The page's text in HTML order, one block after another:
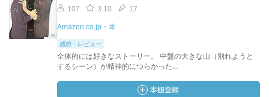
107 3.10 17
Amazon.co.jp・本
感想・レビュー
全体的には好きなストーリー。 中盤の大きな山（別れようと
するシーン）が精神的につらかった...